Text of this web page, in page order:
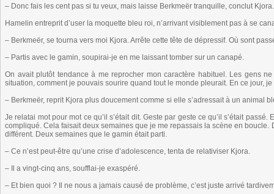
– Donc fais les cent pas si tu veux, mais laisse Berkmeër tranquille, conclut Kjora.
Hamelin entreprit d’user la moquette bleu roi, n’arrivant visiblement pas à se
– Berkmeër, se tourna vers moi Kjora. Arrête cette tête de dépressif. Où sont
– Partis avec le gamin, soupirai-je en me laissant tomber sur un canapé.
On avait plutôt tendance à me reprocher mon caractère habituel. Les gens
situation, comment je pouvais sourire quand tout le monde pleurait. En ce jour,
– Berkmeër, reprit Kjora plus doucement comme si elle s’adressait à un animal
Je relatai mot pour mot ce qu’il s’était dit. Geste par geste ce qu’il s’était
compliqué. Cela faisait deux semaines que je me repassais la scène en
différent. Deux semaines que le gamin était parti.
– Ce n’est peut-être qu’une crise d’adolescence, tenta de relativiser Kjora.
– Il a vingt-cinq ans, soufflai-je exaspéré.
– Et bien quoi ? Il ne nous a jamais causé de problème, c’est juste arrivé